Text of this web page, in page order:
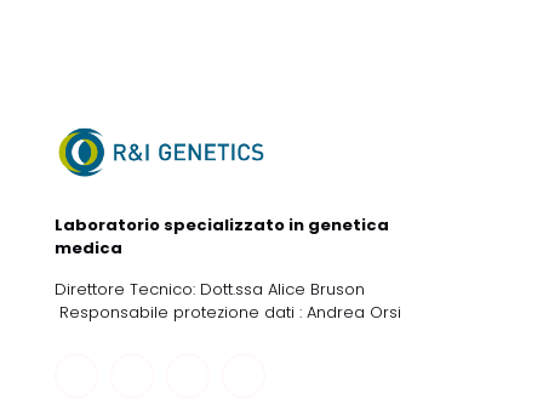
Laboratorio specializzato in genetica
medica
Direttore Tecnico: Dott.ssa Alice Bruson
Responsabile protezione dati : Andrea Orsi